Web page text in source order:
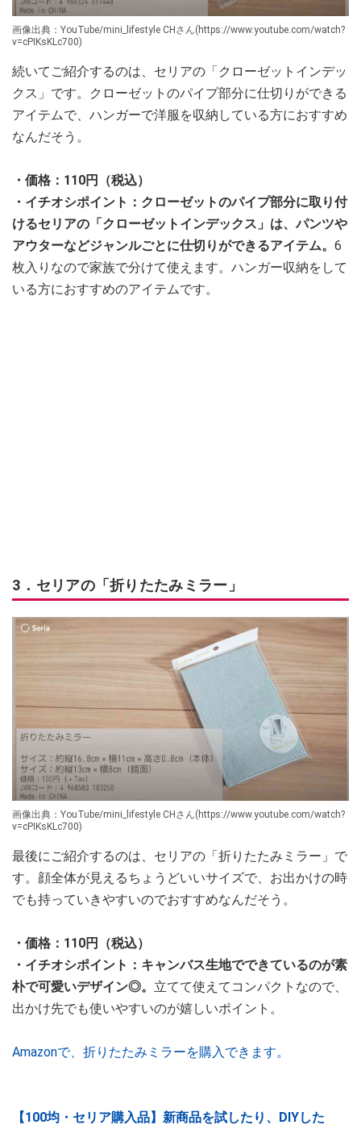
画像出典：YouTube/mini_lifestyle CHさん(https://www.youtube.com/watch?
v=cPIKsKLc700)
続いてご紹介するのは、セリアの「クローゼットインデッ
クス」です。クローゼットのパイプ部分に仕切りができる
アイテムで、ハンガーで洋服を収納している方におすすめ
なんだそう。
・価格：110円（税込）
・イチオシポイント：クローゼットのパイプ部分に取り付
けるセリアの「クローゼットインデックス」は、パンツや
アウターなどジャンルごとに仕切りができるアイテム。 6
枚入りなので家族で分けて使えます。ハンガー収納をして
いる方におすすめのアイテムです。
3．セリアの「折りたたみミラー」
画像出典：YouTube/mini_lifestyle CHさん(https://www.youtube.com/watch?
v=cPIKsKLc700)
最後にご紹介するのは、セリアの「折りたたみミラー」で
す。顔全体が見えるちょうどいいサイズで、お出かけの時
でも持っていきやすいのでおすすめなんだそう。
・価格：110円（税込）
・イチオシポイント：キャンバス生地でできているのが素
朴で可愛いデザイン◎。 立てて使えてコンパクトなので、
出かけ先でも使いやすいのが嬉しいポイント。
Amazonで、折りたたみミラーを購入できます。
【100均・セリア購入品】新商品を試したり、DIYした